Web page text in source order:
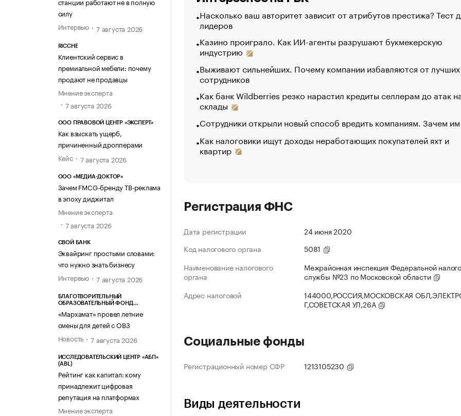
силу
Интервью
7 августа 2026
RICCHE
Клиентский сервис в
премиальной мебели: почему
продают не продавцы
Мнение эксперта
7 августа 2026
ООО ПРАВОВОЙ ЦЕНТР «ЭКСПЕРТ»
Как взыскать ущерб,
причиненный дропперами
Кейс
7 августа 2026
ООО «МЕДИА-ДОКТОР»
Зачем FMCG-бренду ТВ-реклама
в эпоху диджитал
Мнение эксперта
7 августа 2026
СВОЙ БАНК
Эквайринг простыми словами:
что нужно знать бизнесу
Интервью
7 августа 2026
БЛАГОТВОРИТЕЛЬНЫЙ
ОБРАЗОВАТЕЛЬНЫЙ ФОНД
«Мархамат» провел летние
смены для детей с ОВЗ
Новость
7 августа 2026
ИССЛЕДОВАТЕЛЬСКИЙ ЦЕНТР «АБП»
(ABL)
Рейтинг как капитал: кому
принадлежит цифровая
репутация на платформах
Мнение эксперта
Насколько ваш авторитет зависит от атрибутов престижа? Тест
лидеров
Казино проиграло. Как ИИ-агенты разрушают букмекерскую
индустрию
Выживают сильнейших. Почему компании избавляются от лучших
сотрудников
Как банк Wildberries резко нарастил кредиты селлерам до атак
склады
Сотрудники открыли новый способ вредить компаниям. Зачем
Как налоговики ищут доходы неработающих покупателей яхт и
квартир
Регистрация ФНС
Дата регистрации
24 июня 2020
Код налогового органа
5081
Наименование налогового
органа
Межрайонная инспекция Федеральной
службы №23 по Московской области
Адрес налоговой
144000,РОССИЯ,МОСКОВСКАЯ
Г,СОВЕТСКАЯ УЛ,26А
Социальные фонды
Регистрационный номер СФР 1213105230
Виды деятельности